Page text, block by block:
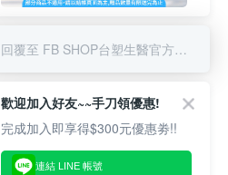
好禮
回覆至 FB SHOP台塑生醫官方商城
歡迎加入好友~~手刀領優惠!
完成加入即享得$300元優惠劵!!
連結 LINE 帳號